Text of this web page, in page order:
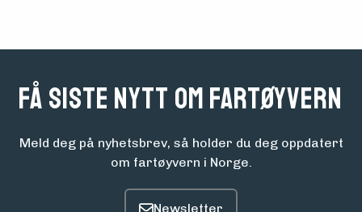
Få siste nytt om fartøyvern
Meld deg på nyhetsbrev, så holder du deg oppdatert
om fartøyvern i Norge.